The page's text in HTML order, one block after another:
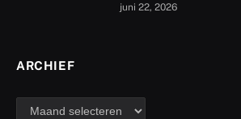
juni 22, 2026
ARCHIEF
archief